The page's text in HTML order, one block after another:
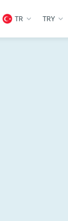
TR TRY